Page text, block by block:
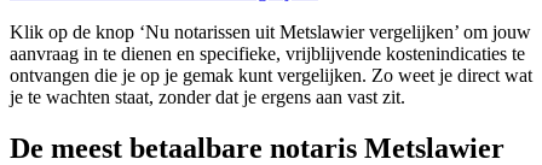
Klik op de knop ‘Nu notarissen uit Metslawier vergelijken’ om jouw
aanvraag in te dienen en specifieke, vrijblijvende kostenindicaties te
ontvangen die je op je gemak kunt vergelijken. Zo weet je direct wat
je te wachten staat, zonder dat je ergens aan vast zit.
De meest betaalbare notaris Metslawier